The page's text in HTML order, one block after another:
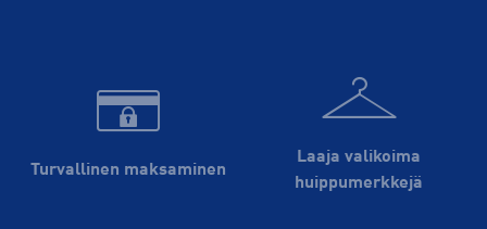
Turvallinen maksaminen
Laaja valikoima
huippu­merkkejä